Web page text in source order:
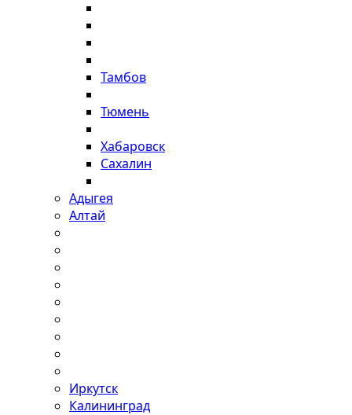
Тамбов
Тюмень
Хабаровск
Сахалин
Адыгея
Алтай
Иркутск
Калининград